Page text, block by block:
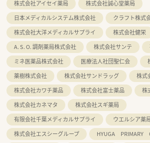
株式会社アイセイ薬局
株式会社誠心堂薬局
日本メディカルシステム株式会社
クラフト株式
株式会社大洋メディカルサプライ
株式会社健栄
A. S. O. 調剤薬局株式会社
株式会社サンテ
ミネ医薬品株式会社
医療法人社団聖仁会
薬樹株式会社
株式会社サンドラッグ
株式
株式会社カワチ薬品
株式会社富士薬品
株
株式会社カネマタ
株式会社スギ薬局
有限会社千葉メディカルサプライ
ウエルシア薬
株式会社エスシーグループ
HYUGA PRIMARY